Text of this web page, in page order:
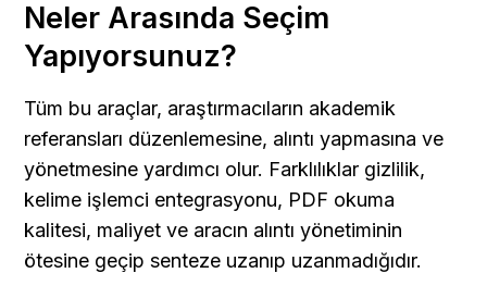
Neler Arasında Seçim
Yapıyorsunuz?
Tüm bu araçlar, araştırmacıların akademik
referansları düzenlemesine, alıntı yapmasına ve
yönetmesine yardımcı olur. Farklılıklar gizlilik,
kelime işlemci entegrasyonu, PDF okuma
kalitesi, maliyet ve aracın alıntı yönetiminin
ötesine geçip senteze uzanıp uzanmadığıdır.